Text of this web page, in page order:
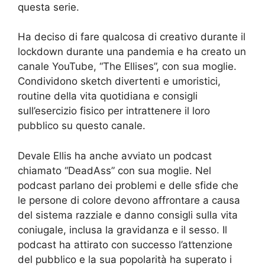
questa serie.
Ha deciso di fare qualcosa di creativo durante il
lockdown durante una pandemia e ha creato un
canale YouTube, “The Ellises”, con sua moglie.
Condividono sketch divertenti e umoristici,
routine della vita quotidiana e consigli
sull’esercizio fisico per intrattenere il loro
pubblico su questo canale.
Devale Ellis ha anche avviato un podcast
chiamato “DeadAss” con sua moglie. Nel
podcast parlano dei problemi e delle sfide che
le persone di colore devono affrontare a causa
del sistema razziale e danno consigli sulla vita
coniugale, inclusa la gravidanza e il sesso. Il
podcast ha attirato con successo l’attenzione
del pubblico e la sua popolarità ha superato i